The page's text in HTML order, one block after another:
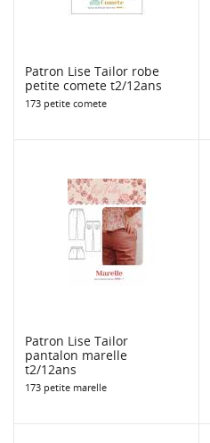
Patron Lise Tailor robe
petite comete t2/12ans
173 petite comete
Patron Lise Tailor
pantalon marelle
t2/12ans
173 petite marelle